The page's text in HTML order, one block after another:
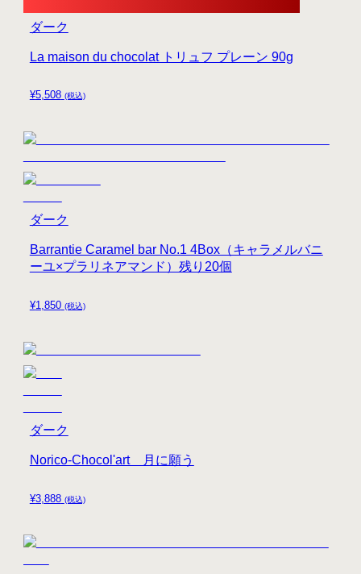
¥5,508 (税込)
La maison du chocolat トリュフ プレーン 90g
ダーク
¥1,850 (税込)
Barrantie Caramel bar No.1 4Box（キャラメルバニ
ーユ×プラリネアマンド）残り20個
ダーク
¥3,888 (税込)
Norico-Chocol'art 月に願う
ダーク